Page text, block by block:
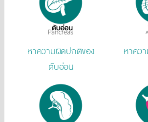
หาความผิดปกติของ
ตับอ่อน
หาคว